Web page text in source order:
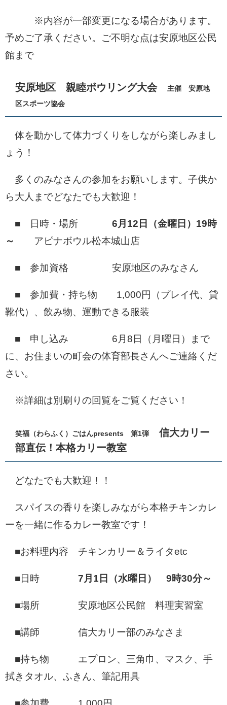
※内容が一部変更になる場合があります。
予めご了承ください。ご不明な点は安原地区公民
館まで
安原地区 親睦ボウリング大会
主催 安原地
区スポーツ協会
体を動かして体力づくりをしながら楽しみまし
ょう！
多くのみなさんの参加をお願いします。子供か
ら大人までどなたでも大歓迎！
■ 日時・場所
6月12日（金曜日）19時
～
アピナボウル松本城山店
■ 参加資格 安原地区のみなさん
■ 参加費・持ち物 1,000円（プレイ代、貸
靴代）、飲み物、運動できる服装
■ 申し込み 6月8日（月曜日）まで
に、お住まいの町会の体育部長さんへご連絡くだ
さい。
※詳細は別刷りの回覧をご覧ください！
笑福（わらふく）ごはんpresents 第1弾
信大カリー
部直伝！本格カリー教室
どなたでも大歓迎！！
スパイスの香りを楽しみながら本格チキンカレ
ーを一緒に作るカレー教室です！
■お料理内容 チキンカリー＆ライタetc
■日時 7月1日（水曜日） 9時30分～
■場所 安原地区公民館 料理実習室
■講師 信大カリー部のみなさま
■持ち物 エプロン、三角巾、マスク、手
拭きタオル、ふきん、筆記用具